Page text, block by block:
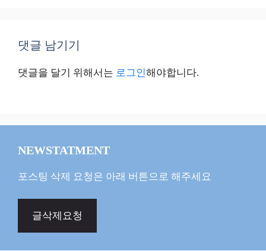
댓글 남기기
댓글을 달기 위해서는 로그인해야합니다.
NEWSTATMENT
포스팅 삭제 요청은 아래 버튼으로 해주세요
글삭제요청